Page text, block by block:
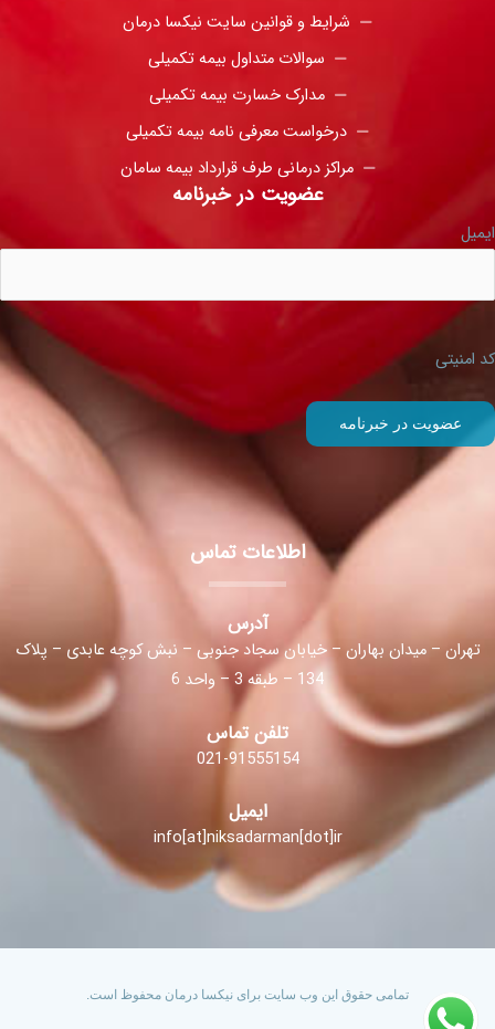
شرایط و قوانین سایت نیکسا درمان
سوالات متداول بیمه تکمیلی
مدارک خسارت بیمه تکمیلی
درخواست معرفی نامه بیمه تکمیلی
مراکز درمانی طرف قرارداد بیمه سامان
عضویت در خبرنامه
ایمیل
کد امنیتی
اطلاعات تماس
آدرس
تهران – میدان بهاران – خیابان سجاد جنوبی – نبش کوچه عابدی – پلاک
134 – طبقه 3 – واحد 6
تلفن تماس
021-91555154
ایمیل
info[at]niksadarman[dot]ir
تمامی حقوق این وب سایت برای نیکسا درمان محفوظ است.